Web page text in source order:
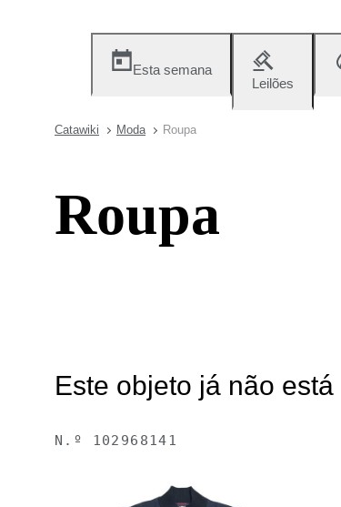
Esta semana
Leilões
Catawiki Moda Roupa
Roupa
Este objeto já não
N.º 102968141